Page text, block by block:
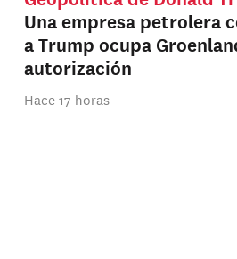
Una empresa petrolera
a Trump ocupa
autorización
Hace 17 horas